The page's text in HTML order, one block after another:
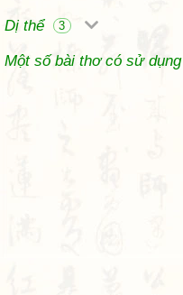
Dị thể 3
Một số bài thơ có sử dụng